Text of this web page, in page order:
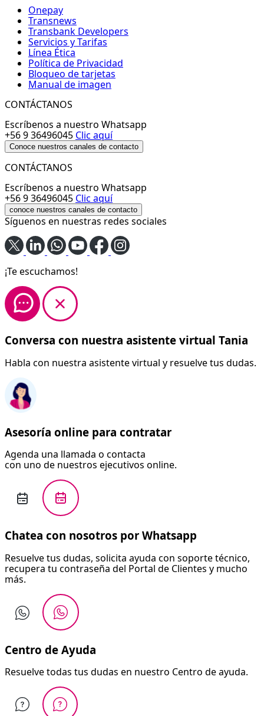
Onepay
Transnews
Transbank Developers
Servicios y Tarifas
Línea Ética
Política de Privacidad
Bloqueo de tarjetas
Manual de imagen
CONTÁCTANOS
Escríbenos a nuestro Whatsapp
+56 9 36496045 Clic aquí
Conoce nuestros canales de contacto
CONTÁCTANOS
Escríbenos a nuestro Whatsapp
+56 9 36496045 Clic aquí
conoce nuestros canales de contacto
Síguenos en nuestras redes sociales
¡Te escuchamos!
Conversa con nuestra asistente virtual Tania
Habla con nuestra asistente virtual y resuelve tus dudas.
Asesoría online para contratar
Agenda una llamada o contacta
con uno de nuestros ejecutivos online.
Chatea con nosotros por Whatsapp
Resuelve tus dudas, solicita ayuda con soporte técnico,
recupera tu contraseña del Portal de Clientes y mucho
más.
Centro de Ayuda
Resuelve todas tus dudas en nuestro Centro de ayuda.